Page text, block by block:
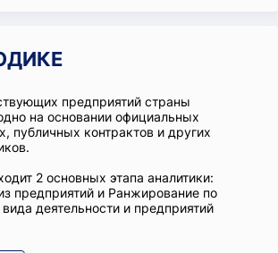
предприятий страны
на основании официальных
публичных контрактов и других
2 основных этапа аналитики:
предприятий и Ранжирование по
деятельности и предприятий